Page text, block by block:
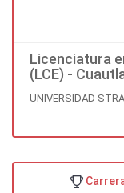
Licenciatura
(LCE) -
UNIVERSIDAD